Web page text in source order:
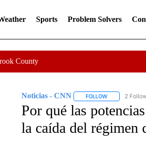
Sports Problem Solvers
County
Noticias - CNN FOLLOWFOLLOW
2
Por qué las
la caída del régimen